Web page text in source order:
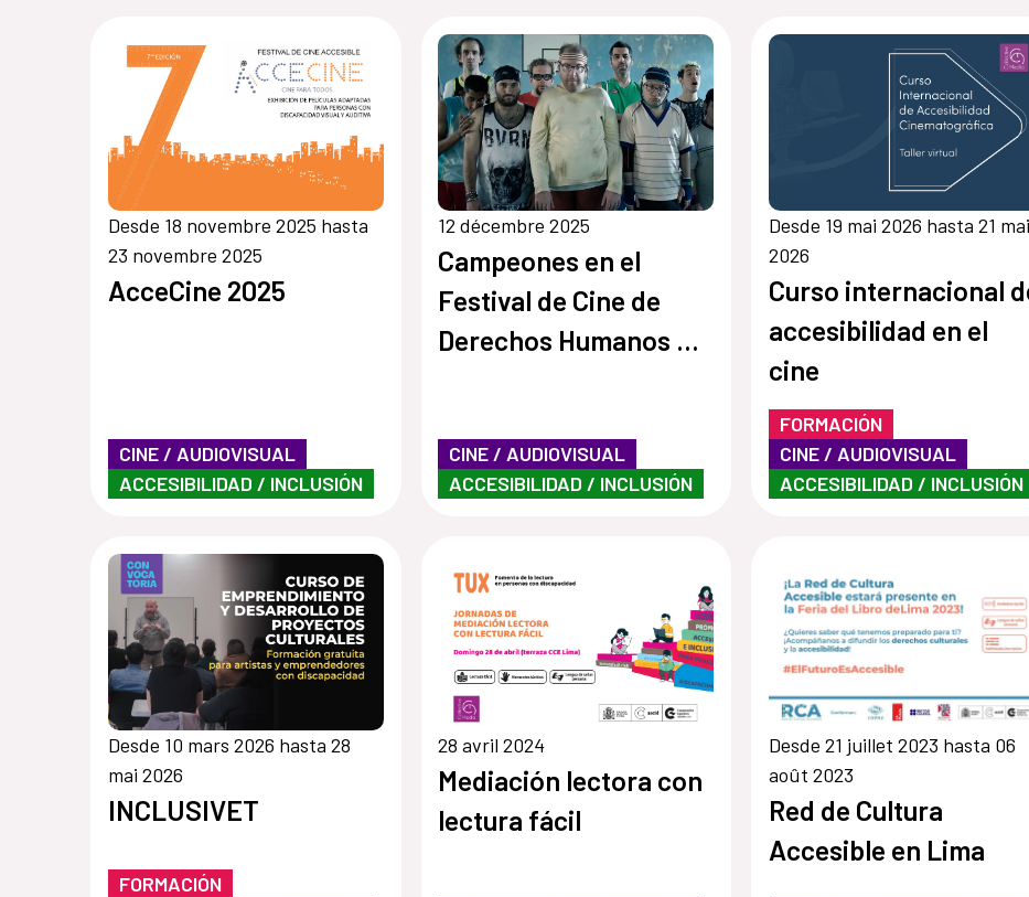
Desde 18 novembre 2025 hasta
23 novembre 2025
AcceCine 2025
CINE / AUDIOVISUAL
ACCESIBILIDAD / INCLUSIÓN
12 décembre 2025
Campeones en el
Festival de Cine de
Derechos Humanos de
CINE / AUDIOVISUAL
ACCESIBILIDAD / INCLUSIÓN
Desde 19 mai 2026 hasta 21 mai
2026
Curso internacional
accesibilidad en el
cine
FORMACIÓN
CINE / AUDIOVISUAL
ACCESIBILIDAD / INCLUSIÓN
Desde 10 mars 2026 hasta 28
mai 2026
INCLUSIVET
FORMACIÓN
28 avril 2024
Mediación lectora con
lectura fácil
Desde 21 juillet 2023 hasta 06
août 2023
Red de Cultura
Accesible en Lima